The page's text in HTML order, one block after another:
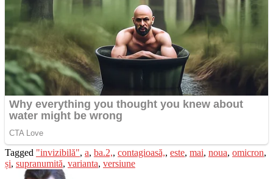
Tagged "invizibilă", a, ba.2,, contagioasă,, este, mai, noua, omicron,
și, supranumită, varianta, versiune